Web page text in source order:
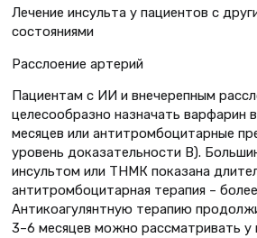
Лечение инсульта у пациентов с
состояниями
Расслоение артерий
Пациентам с ИИ и внечерепным
целесообразно назначать варфарин
месяцев или антитромбоцитарные
уровень доказательности В).
инсультом или ТНМК показана
антитромбоцитарная терапия –
Антикоагулянтную терапию
3–6 месяцев можно рассматривать у